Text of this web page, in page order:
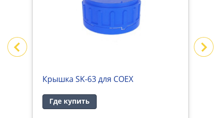
Крышка SK-63 для COEX
Где купить